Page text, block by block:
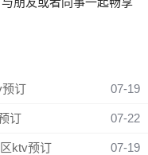
订 07-19
订 07-22
ktv预订 07-19